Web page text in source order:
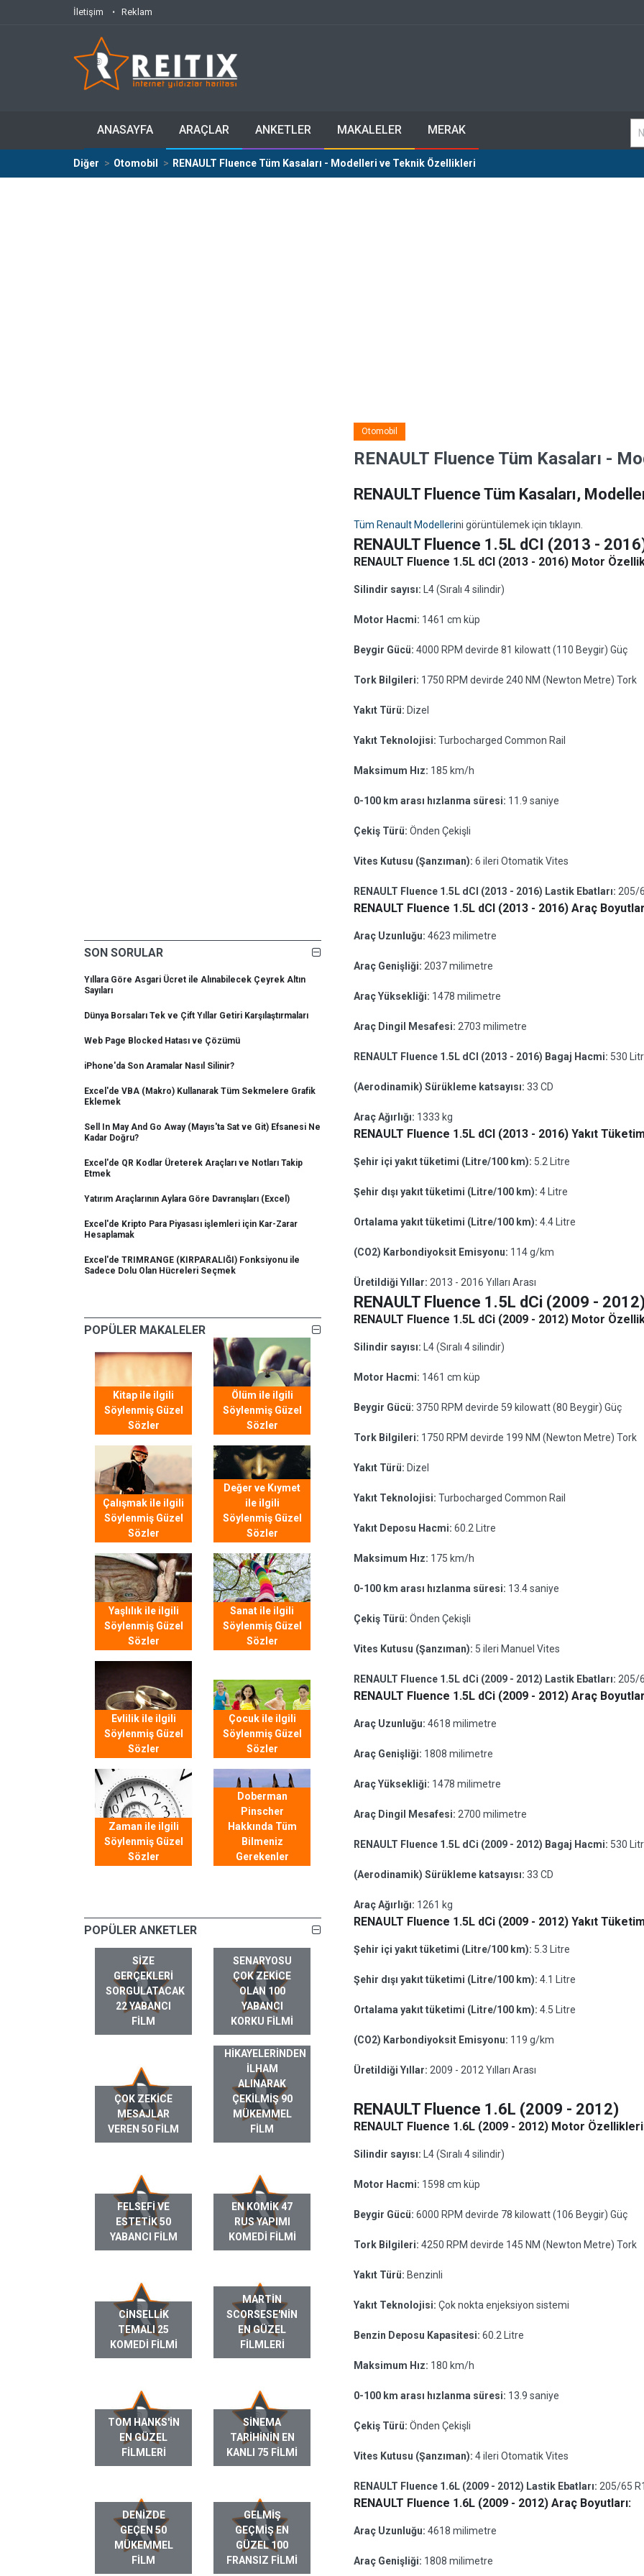
İletişim Reklam
ANASAYFA ARAÇLAR ANKETLER MAKALELER MERAK
Diğer Otomobil RENAULT Fluence Tüm Kasaları - Modelleri ve Teknik Özellikleri
SON SORULAR
Yıllara Göre Asgari Ücret ile Alınabilecek Çeyrek Altın
Sayıları
Dünya Borsaları Tek ve Çift Yıllar Getiri Karşılaştırmaları
Web Page Blocked Hatası ve Çözümü
iPhone'da Son Aramalar Nasıl Silinir?
Excel'de VBA (Makro) Kullanarak Tüm Sekmelere Grafik
Eklemek
Sell In May And Go Away (Mayıs'ta Sat ve Git) Efsanesi Ne
Kadar Doğru?
Excel'de QR Kodlar Üreterek Araçları ve Notları Takip
Etmek
Yatırım Araçlarının Aylara Göre Davranışları (Excel)
Excel'de Kripto Para Piyasası işlemleri için Kar-Zarar
Hesaplamak
Excel'de TRIMRANGE (KIRPARALIĞI) Fonksiyonu ile
Sadece Dolu Olan Hücreleri Seçmek
POPÜLER MAKALELER
Kitap ile ilgili
Söylenmiş Güzel
Sözler
Ölüm ile ilgili
Söylenmiş Güzel
Sözler
Çalışmak ile ilgili
Söylenmiş Güzel
Sözler
Değer ve Kıymet
ile ilgili
Söylenmiş Güzel
Sözler
Yaşlılık ile ilgili
Söylenmiş Güzel
Sözler
Sanat ile ilgili
Söylenmiş Güzel
Sözler
Evlilik ile ilgili
Söylenmiş Güzel
Sözler
Çocuk ile ilgili
Söylenmiş Güzel
Sözler
Zaman ile ilgili
Söylenmiş Güzel
Sözler
Doberman
Pinscher
Hakkında Tüm
Bilmeniz
Gerekenler
POPÜLER ANKETLER
SIZE
GERÇEKLERI
SORGULATACAK
22 YABANCI
FILM
SENARYOSU
ÇOK ZEKICE
OLAN 100
YABANCI
KORKU FILMI
ÇOK ZEKICE
MESAJLAR
VEREN 50 FILM
GERÇEK HAYAT
HIKAYELERINDEN
ILHAM
ALINARAK
ÇEKILMIŞ 90
MÜKEMMEL
FILM
FELSEFI VE
ESTETIK 50
YABANCI FILM
EN KOMIK 47
RUS YAPIMI
KOMEDI FILMI
CINSELLIK
TEMALI 25
KOMEDI FILMI
MARTIN
SCORSESE'NIN
EN GÜZEL
FILMLERI
TOM HANKS'IN
EN GÜZEL
FILMLERI
SINEMA
TARIHININ EN
KANLI 75 FILMI
DENIZDE
GEÇEN 50
MÜKEMMEL
FILM
GELMIŞ
GEÇMIŞ EN
GÜZEL 100
FRANSIZ FILMI
Otomobil
RENAULT Fluence Tüm Kasaları -
RENAULT Fluence Tüm Kasaları,
Tüm Renault Modellerini görüntülemek için tıklayın.
RENAULT Fluence 1.5L dCI (2013 -
RENAULT Fluence 1.5L dCI (2013 - 2016) Motor
Silindir sayısı: L4 (Sıralı 4 silindir)
Motor Hacmi: 1461 cm küp
Beygir Gücü: 4000 RPM devirde 81 kilowatt (110 Beygir) Güç
Tork Bilgileri: 1750 RPM devirde 240 NM (Newton Metre) Tork
Yakıt Türü: Dizel
Yakıt Teknolojisi: Turbocharged Common Rail
Maksimum Hız: 185 km/h
0-100 km arası hızlanma süresi: 11.9 saniye
Çekiş Türü: Önden Çekişli
Vites Kutusu (Şanzıman): 6 ileri Otomatik Vites
RENAULT Fluence 1.5L dCI (2013 - 2016) Lastik Ebatları: 205/
RENAULT Fluence 1.5L dCI (2013 - 2016) Araç
Araç Uzunluğu: 4623 milimetre
Araç Genişliği: 2037 milimetre
Araç Yüksekliği: 1478 milimetre
Araç Dingil Mesafesi: 2703 milimetre
RENAULT Fluence 1.5L dCI (2013 - 2016) Bagaj Hacmi: 530
(Aerodinamik) Sürükleme katsayısı: 33 CD
Araç Ağırlığı: 1333 kg
RENAULT Fluence 1.5L dCI (2013 - 2016) Yakıt
Şehir içi yakıt tüketimi (Litre/100 km): 5.2 Litre
Şehir dışı yakıt tüketimi (Litre/100 km): 4 Litre
Ortalama yakıt tüketimi (Litre/100 km): 4.4 Litre
(CO2) Karbondiyoksit Emisyonu: 114 g/km
Üretildiği Yıllar: 2013 - 2016 Yılları Arası
RENAULT Fluence 1.5L dCi (2009 - 2012)
RENAULT Fluence 1.5L dCi (2009 - 2012) Motor
Silindir sayısı: L4 (Sıralı 4 silindir)
Motor Hacmi: 1461 cm küp
Beygir Gücü: 3750 RPM devirde 59 kilowatt (80 Beygir) Güç
Tork Bilgileri: 1750 RPM devirde 199 NM (Newton Metre) Tork
Yakıt Türü: Dizel
Yakıt Teknolojisi: Turbocharged Common Rail
Yakıt Deposu Hacmi: 60.2 Litre
Maksimum Hız: 175 km/h
0-100 km arası hızlanma süresi: 13.4 saniye
Çekiş Türü: Önden Çekişli
Vites Kutusu (Şanzıman): 5 ileri Manuel Vites
RENAULT Fluence 1.5L dCi (2009 - 2012) Lastik Ebatları: 205/
RENAULT Fluence 1.5L dCi (2009 - 2012) Araç
Araç Uzunluğu: 4618 milimetre
Araç Genişliği: 1808 milimetre
Araç Yüksekliği: 1478 milimetre
Araç Dingil Mesafesi: 2700 milimetre
RENAULT Fluence 1.5L dCi (2009 - 2012) Bagaj Hacmi: 530
(Aerodinamik) Sürükleme katsayısı: 33 CD
Araç Ağırlığı: 1261 kg
RENAULT Fluence 1.5L dCi (2009 - 2012) Yakıt
Şehir içi yakıt tüketimi (Litre/100 km): 5.3 Litre
Şehir dışı yakıt tüketimi (Litre/100 km): 4.1 Litre
Ortalama yakıt tüketimi (Litre/100 km): 4.5 Litre
(CO2) Karbondiyoksit Emisyonu: 119 g/km
Üretildiği Yıllar: 2009 - 2012 Yılları Arası
RENAULT Fluence 1.6L (2009 - 2012)
RENAULT Fluence 1.6L (2009 - 2012) Motor
Silindir sayısı: L4 (Sıralı 4 silindir)
Motor Hacmi: 1598 cm küp
Beygir Gücü: 6000 RPM devirde 78 kilowatt (106 Beygir) Güç
Tork Bilgileri: 4250 RPM devirde 145 NM (Newton Metre) Tork
Yakıt Türü: Benzinli
Yakıt Teknolojisi: Çok nokta enjeksiyon sistemi
Benzin Deposu Kapasitesi: 60.2 Litre
Maksimum Hız: 180 km/h
0-100 km arası hızlanma süresi: 13.9 saniye
Çekiş Türü: Önden Çekişli
Vites Kutusu (Şanzıman): 4 ileri Otomatik Vites
RENAULT Fluence 1.6L (2009 - 2012) Lastik Ebatları: 205/65
RENAULT Fluence 1.6L (2009 - 2012) Araç Boyutları:
Araç Uzunluğu: 4618 milimetre
Araç Genişliği: 1808 milimetre